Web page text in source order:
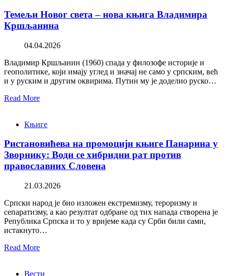
Темељи Новог света – нова књига Владимира
Кршљанина
04.04.2026
Владимир Кршљанин (1960) спада у филозофе историје и
геополитике, који имају углед и значај не само у српским, већ
и у руским и другим оквирима. Путин му је доделио руско…
Read More
Књиге
Ристановићева на промоцији књиге Панарина у
Зворнику: Води се хибридни рат против
православних Словена
21.03.2026
Српски народ је био изложен екстремизму, тероризму и
сепаратизму, а као резултат одбране од тих напада створена је
Република Српска и то у вријеме када су Срби били сами,
истакнуто…
Read More
Вести